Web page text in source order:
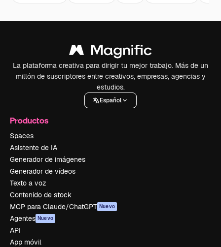
La plataforma creativa para dirigir tu mejor trabajo. Más de un
millón de suscriptores entre creativos, empresas, agencias y
estudios.
Español
Productos
Spaces
Asistente de IA
Generador de imágenes
Generador de vídeos
Texto a voz
Contenido de stock
MCP para Claude/ChatGPT Nuevo
Agentes Nuevo
API
App móvil